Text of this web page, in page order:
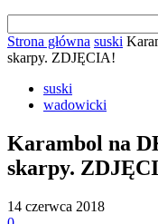
Strona główna suski
skarpy. ZDJĘCIA!
suski
wadowicki
Karambol na
skarpy.
14 czerwca 2018